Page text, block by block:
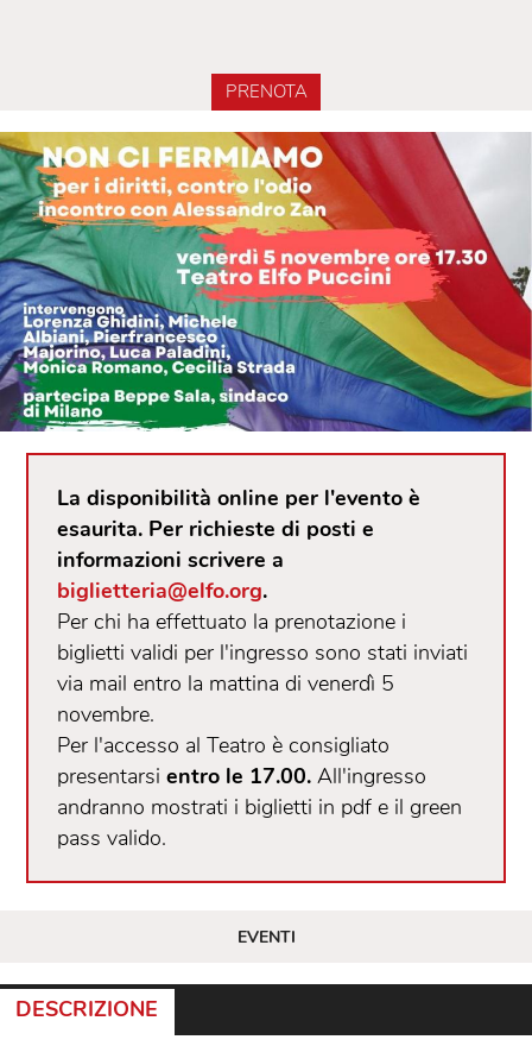
PRENOTA
La disponibilità online per l'evento è
esaurita. Per richieste di posti e
informazioni scrivere a
biglietteria@elfo.org.
Per chi ha effettuato la prenotazione i
biglietti validi per l'ingresso sono stati inviati
via mail entro la mattina di venerdì 5
novembre.
Per l'accesso al Teatro è consigliato
presentarsi entro le 17.00. All'ingresso
andranno mostrati i biglietti in pdf e il green
pass valido.
EVENTI
DESCRIZIONE